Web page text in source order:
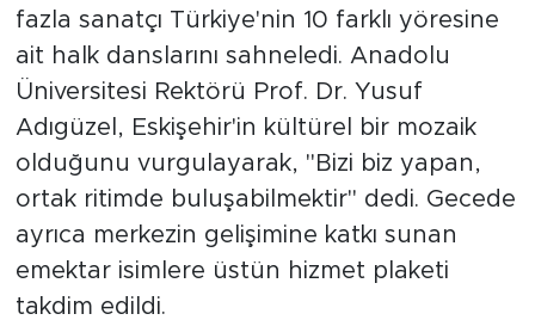
fazla sanatçı Türkiye'nin 10 farklı yöresine
ait halk danslarını sahneledi. Anadolu
Üniversitesi Rektörü Prof. Dr. Yusuf
Adıgüzel, Eskişehir'in kültürel bir mozaik
olduğunu vurgulayarak, "Bizi biz yapan,
ortak ritimde buluşabilmektir" dedi. Gecede
ayrıca merkezin gelişimine katkı sunan
emektar isimlere üstün hizmet plaketi
takdim edildi.